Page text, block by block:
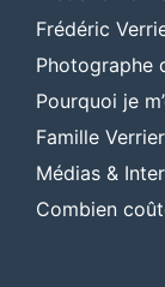
Frédéric
Photographe
Pourquoi je
Famille
Médias &
Combien